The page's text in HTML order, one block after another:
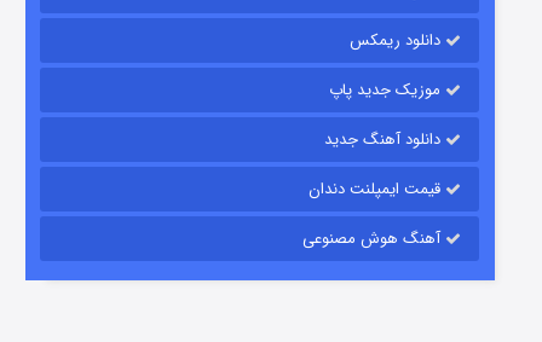
قسمتدانلود ریمکس
موزیک جدید پاپ
دانلود آهنگ جدید
قیمت ایمپلنت دندان
آهنگ هوش مصنوعی